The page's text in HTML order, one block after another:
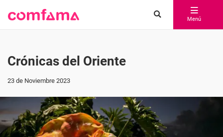
Menú
Crónicas del Oriente
23 de Noviembre 2023